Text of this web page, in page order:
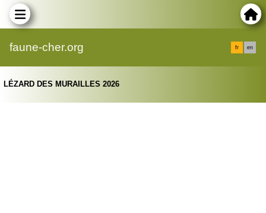
faune-cher.org fr en
LÉZARD DES MURAILLES 2026